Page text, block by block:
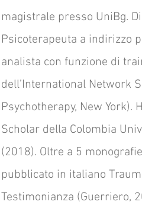
magistrale presso UniBg.
Psicoterapeuta a indirizzo
analista con funzione di
dell’International Network
Psychotherapy, New
Scholar della Colombia
(2018). Oltre a 5
pubblicato in italiano
Testimonianza (Guerriero,